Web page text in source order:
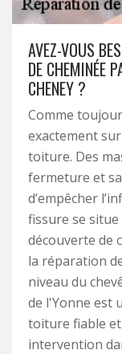
AVEZ-VOUS
DE CHEMINÉE
CHENEY ?
Comme
exactement
toiture. Des
fermeture et
d’empêcher
fissure se situe
découverte de
la réparation
niveau du
de l'Yonne est
toiture fiable
intervention